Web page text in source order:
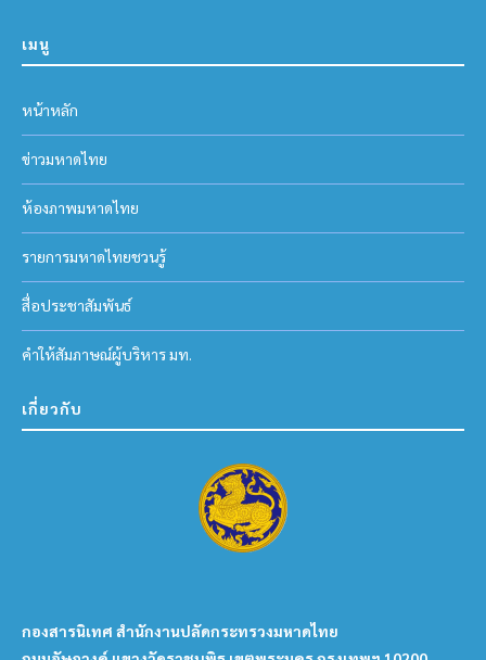
เมนู
หน้าหลัก
ข่าวมหาดไทย
ห้องภาพมหาดไทย
รายการมหาดไทยชวนรู้
สื่อประชาสัมพันธ์
คำให้สัมภาษณ์ผู้บริหาร มท.
เกี่ยวกับ
กองสารนิเทศ สำนักงานปลัดกระทรวงมหาดไทย